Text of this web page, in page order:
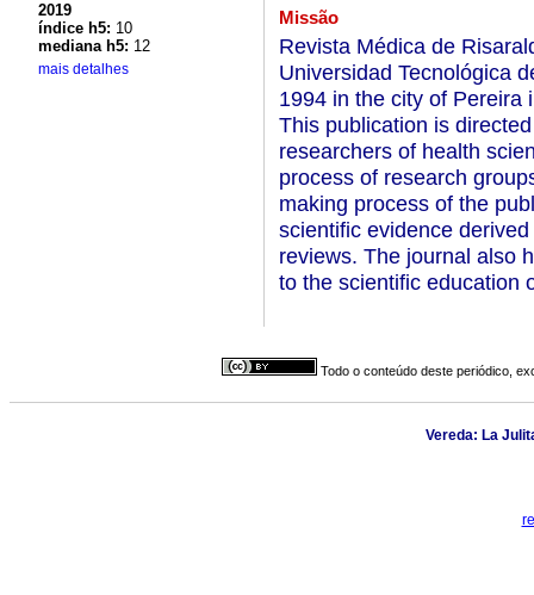
2019
índice h5: 10
mediana h5: 12
mais detalhes
Missão
Revista Médica de
Universidad Tecnológica
1994 in the city of Pereira
This publication is
researchers of health
process of research
making process of the
scientific evidence
reviews. The journal also
to the scientific education
Todo o conteúdo deste periódico,
Vereda: La